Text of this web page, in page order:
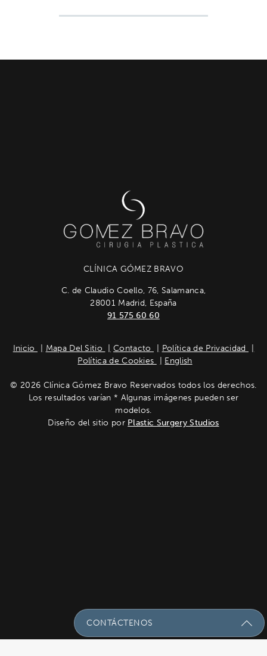
CLÍNICA GÓMEZ BRAVO
C. de Claudio Coello, 76, Salamanca,
28001 Madrid, España
91 575 60 60
Inicio Mapa Del Sitio Contacto
Política de Privacidad
Política de Cookies
English
© 2026 Clínica Gómez Bravo Reservados todos los derechos.
Los resultados varían * Algunas imágenes pueden ser
modelos.
Diseño del sitio por Plastic Surgery Studios
CONTÁCTENOS